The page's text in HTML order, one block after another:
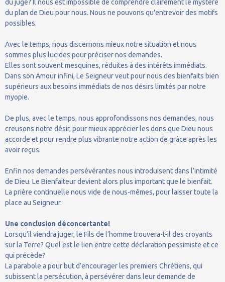
du juge? Il nous est impossible de comprendre clairement le mystère
du plan de Dieu pour nous. Nous ne pouvons qu'entrevoir des motifs
possibles.
Avec le temps, nous discernons mieux notre situation et nous
sommes plus lucides pour préciser nos demandes.
Elles sont souvent mesquines, réduites à des intérêts immédiats.
Dans son Amour infini, Le Seigneur veut pour nous des bienfaits bien
supérieurs aux besoins immédiats de nos désirs limités par notre
myopie.
De plus, avec le temps, nous approfondissons nos demandes, nous
creusons notre désir, pour mieux apprécier les dons que Dieu nous
accorde et pour rendre plus vibrante notre action de grâce après les
avoir reçus.
Enfin nos demandes persévérantes nous introduisent dans l’intimité
de Dieu. Le Bienfaiteur devient alors plus important que le bienfait.
La prière continuelle nous vide de nous-mêmes, pour laisser toute la
place au Seigneur.
Une conclusion déconcertante!
Lorsqu’il viendra juger, le Fils de l’homme trouvera-t-il des croyants
sur la Terre? Quel est le lien entre cette déclaration pessimiste et ce
qui précède?
La parabole a pour but d’encourager les premiers Chrétiens, qui
subissent la persécution, à persévérer dans leur demande de